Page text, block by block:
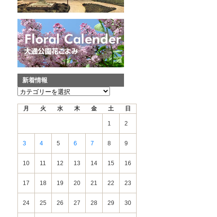
新着情報
新
月 火 水 木 金 土 日
1 2
3 4 5 6 7 8 9
10 11 12 13 14 15 16
17 18 19 20 21 22 23
24 25 26 27 28 29 30